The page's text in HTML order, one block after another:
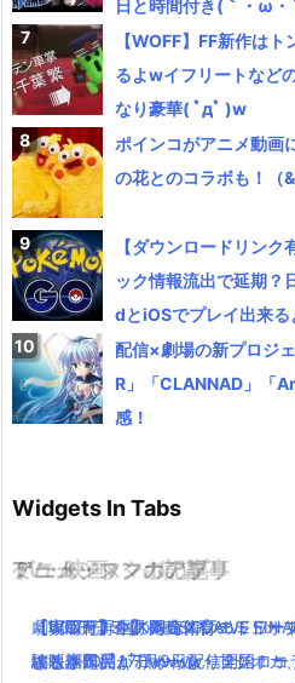
日と時間付き(｀・ω・
【WOFF】FF新作は
るよwイフリートなど
なり豪華( ﾟдﾟ )w
ポインコがアニメ動画
の花とのコラボも！（
【ダウンロードリン
ック情報流出で延期
dとiOSでプレイ出来る
配信×劇場の新プロジ
R」「CLANNAD」「
感！
Widgets In Tabs
TV・映画
劇場版FF15【KINGSGLAIVE
編映像作品が7月9日より全国ロー
ゲーム・スマホアプリ
【WOFF】今月発売！ワールドオ
験版が10月17日から配信開始！コ
アニメ・マンガの記事
【実写化】鋼の錬金術師エドワー
にも本田翼、ディーン・フジオカ
ミュージックの記事
【600万再生】岡崎体育のミュー
ぎと話題( ﾟдﾟ )wwww